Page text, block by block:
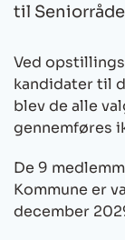
til
Ved
kandidater til
blev de alle
gennemføres
De 9
Kommune er
december